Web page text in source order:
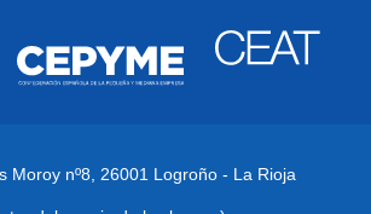
Moroy nº8, 26001 Logroño - La Rioja